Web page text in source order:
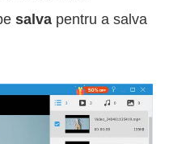
salva pentru a salva